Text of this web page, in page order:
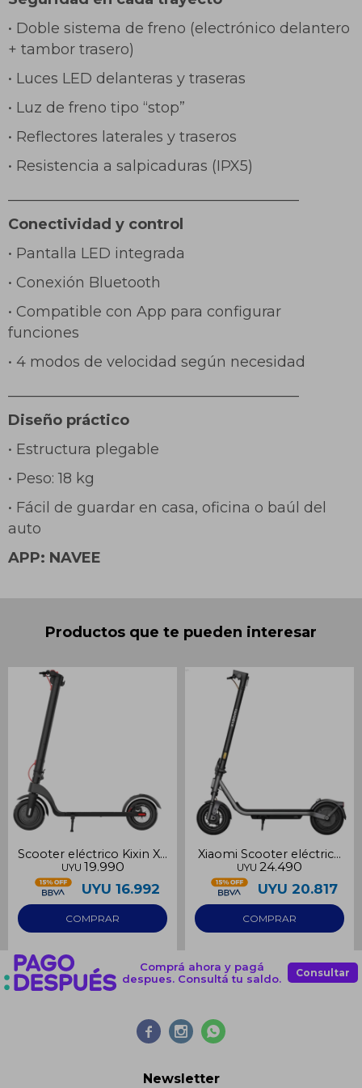
• Doble sistema de freno (electrónico delantero
+ tambor trasero)
• Luces LED delanteras y traseras
• Luz de freno tipo “stop”
• Reflectores laterales y traseros
• Resistencia a salpicaduras (IPX5)
Conectividad y control
• Pantalla LED integrada
• Conexión Bluetooth
• Compatible con App para configurar
funciones
• 4 modos de velocidad según necesidad
Diseño práctico
• Estructura plegable
• Peso: 18 kg
• Fácil de guardar en casa, oficina o baúl del
auto
APP: NAVEE
Productos que te pueden interesar
Scooter eléctrico Kixin X7
350W 25Km
UYU 19.990
UYU 16.992
Xiaomi Scooter eléctrico
6 Lite
UYU 24.490
UYU 20.817
Comprá ahora y pagá
despues. Consultá tu saldo.
Consultar
  
Newsletter